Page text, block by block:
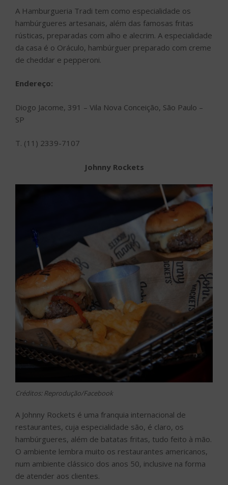
A Hamburgueria Tradi tem como especialidade os
hambúrgueres artesanais, além das famosas fritas
rústicas, preparadas com alho e alecrim. A especialidade
da casa é o Oráculo, hambúrguer preparado com creme
de cheddar e pepperoni.
Endereço:
Diogo Jacome, 391 – Vila Nova Conceição, São Paulo –
SP
T. (11) 2339-7107
Johnny Rockets
Créditos: Reprodução/Facebook
A Johnny Rockets é uma franquia internacional de
restaurantes, cuja especialidade são, é claro, os
hambúrgueres, além de batatas fritas, tudo feito à mão.
O ambiente lembra muito os restaurantes americanos,
num ambiente clássico dos anos 50, inclusive na forma
de atender aos clientes.